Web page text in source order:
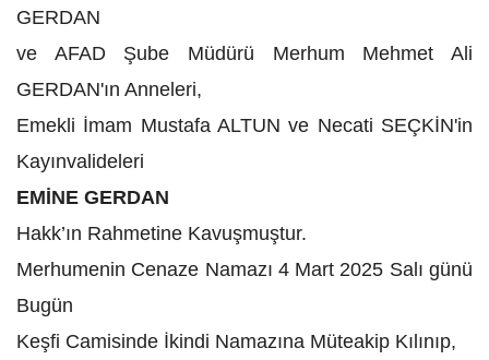
GERDAN
ve AFAD Şube Müdürü Merhum Mehmet Ali
GERDAN'ın Anneleri,
Emekli İmam Mustafa ALTUN ve Necati SEÇKİN'in
Kayınvalideleri
EMİNE GERDAN
Hakk’ın Rahmetine Kavuşmuştur.
Merhumenin Cenaze Namazı 4 Mart 2025 Salı günü
Bugün
Keşfi Camisinde İkindi Namazına Müteakip Kılınıp,